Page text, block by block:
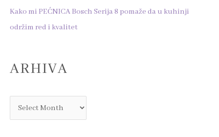
Kako mi PEĆNICA Bosch Serija 8 pomaže da u kuhinji
održim red i kvalitet
ARHIVA